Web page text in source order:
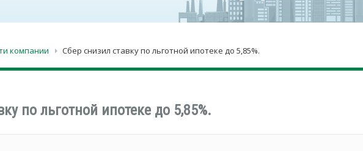
компании Сбер снизил ставку по льготной ипотеке до 5,85%.
по льготной ипотеке до 5,85%.